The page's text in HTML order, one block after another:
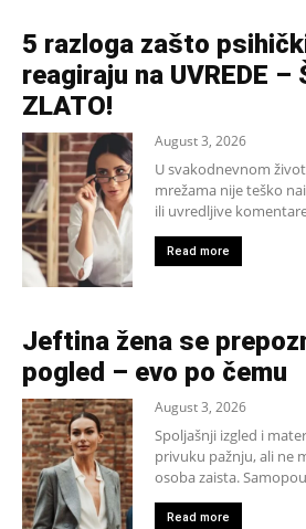
5 razloga zašto
reagiraju na UVREDE –
ZLATO!
August 3, 2026
U svakodnevnom
mrežama nije teško
ili uvredljive
Read more
Jeftina žena se
pogled – evo po čemu
August 3, 2026
Spoljašnji izgled i
privuku pažnju, ali ne
osoba zaista.
Read more